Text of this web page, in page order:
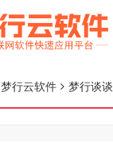
梦行云软件 梦行谈谈